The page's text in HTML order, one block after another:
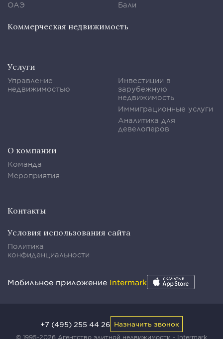
ОАЭ
Бали
Коммерческая недвижимость
Услуги
Управление
недвижимостью
Инвестиции в
зарубежную
недвижимость
Иммиграционные услуги
Аналитика для
девелоперов
О компании
Команда
Мероприятия
Контакты
Условия использования сайта
Политика
конфиденциальности
Мобильное приложение Intermark
© 1995-2026 Агентство элитной недвижимости - Intermark
+7 (495) 255 44 26 Назначить звонок